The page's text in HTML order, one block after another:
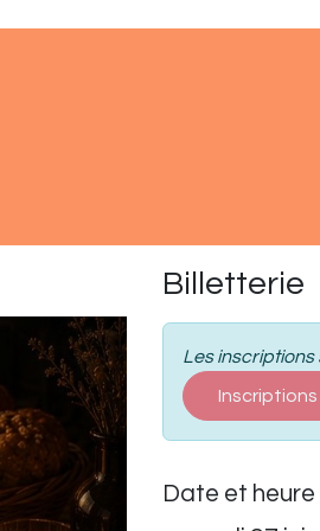
Billetterie
Les inscriptions
Date et heure